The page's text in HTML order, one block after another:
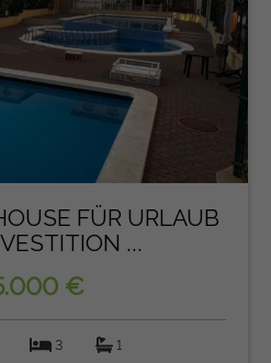
FÜR URLAUB
...
€
3 1